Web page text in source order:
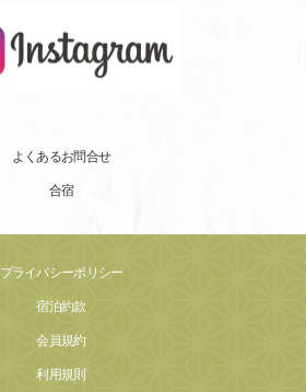
よくあるお問合せ
合宿
プライバシーポリシー
宿泊約款
会員規約
利用規則